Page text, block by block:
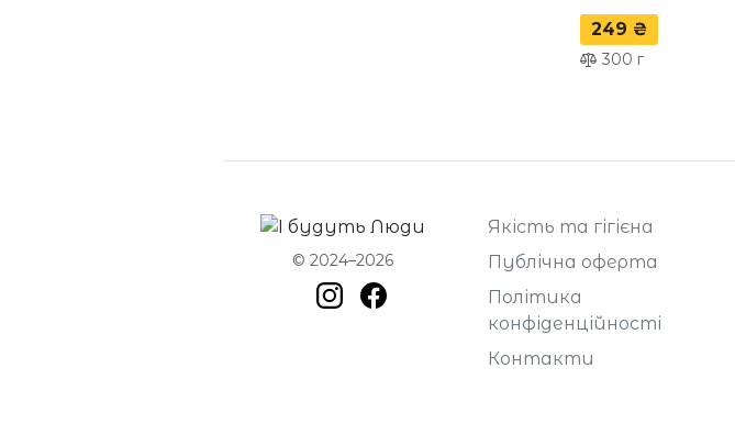
249 ₴
300 г
© 2024–2026
Якість та гігієна
Публічна оферта
Політика
конфіденційності
Контакти